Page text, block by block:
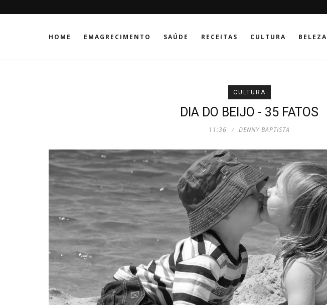
HOME EMAGRECIMENTO SAÚDE RECEITAS CULTURA BELEZA
CULTURA
DIA DO BEIJO - 35 FATOS
11:36 DENNY BAPTISTA